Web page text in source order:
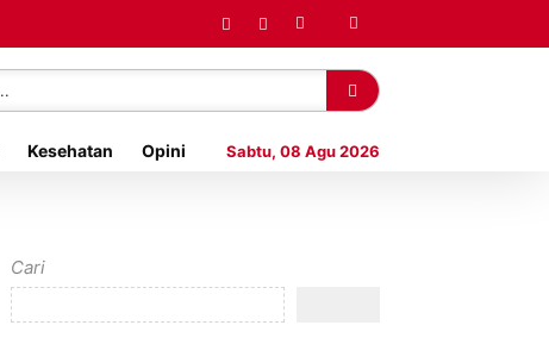
Kesehatan Opini Sabtu, 08 Agu 2026
Cari